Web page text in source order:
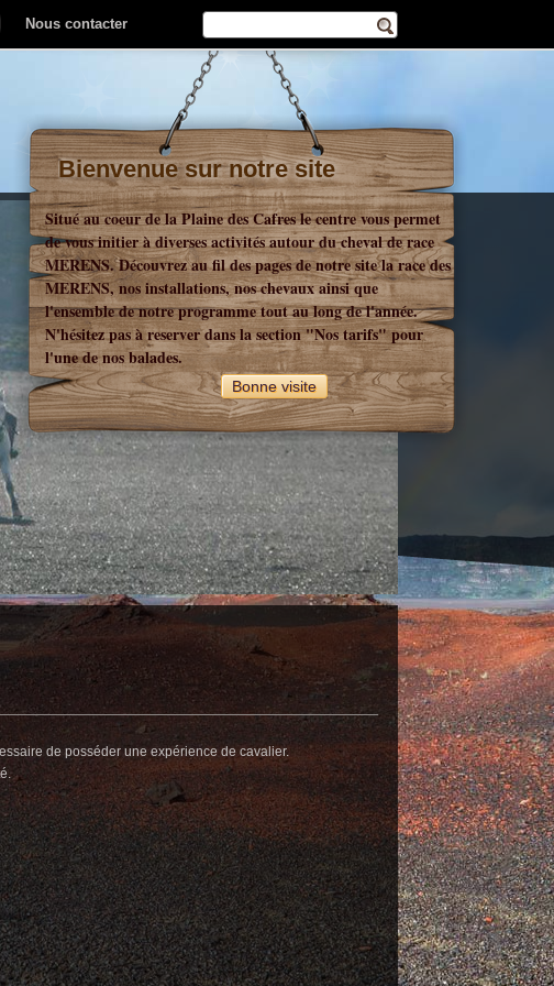
Bienvenue sur notre site
Situé au coeur de la Plaine des Cafres le centre vous permet
de vous initier à diverses activités autour du cheval de race
MERENS. Découvrez au fil des pages de notre site la race des
MERENS, nos installations, nos chevaux ainsi que
l'ensemble de notre programme tout au long de l'année.
N'hésitez pas à reserver dans la section "Nos tarifs" pour
l'une de nos balades.
Bonne visite
Nous contacter
de posséder une expérience de cavalier.